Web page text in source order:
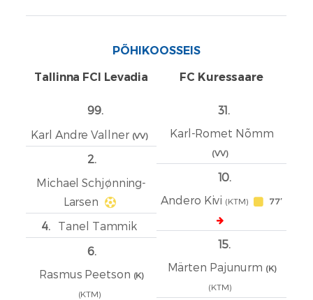
PÕHIKOOSSEIS
Tallinna FCI Levadia
99.
Karl Andre Vallner (VV)
2.
Michael Schjønning-
Larsen
4.
Tanel Tammik
6.
Rasmus Peetson (K)
(KTM)
FC Kuressaare
31.
Karl-Romet Nõmm
(VV)
10.
Andero Kivi (KTM) 77′
15.
Märten Pajunurm (K)
(KTM)